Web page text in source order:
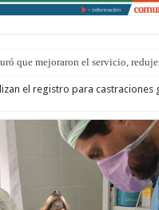
que mejoraron el servicio,
el registro para castraciones